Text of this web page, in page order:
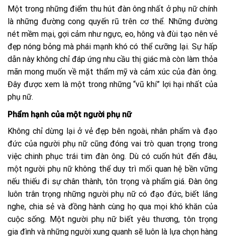
Một trong những điểm thu hút đàn ông nhất ở phụ nữ chính
là những đường cong quyến rũ trên cơ thể. Những đường
nét mềm mại, gợi cảm như ngực, eo, hông và đùi tạo nên vẻ
đẹp nóng bỏng mà phái mạnh khó có thể cưỡng lại. Sự hấp
dẫn này không chỉ đáp ứng nhu cầu thị giác mà còn làm thỏa
mãn mong muốn về mặt thẩm mỹ và cảm xúc của đàn ông.
Đây được xem là một trong những “vũ khí” lợi hại nhất của
phụ nữ.
Phẩm hạnh của một người phụ nữ
Không chỉ dừng lại ở vẻ đẹp bên ngoài, nhân phẩm và đạo
đức của người phụ nữ cũng đóng vai trò quan trọng trong
việc chinh phục trái tim đàn ông. Dù có cuốn hút đến đâu,
một người phụ nữ không thể duy trì mối quan hệ bền vững
nếu thiếu đi sự chân thành, tôn trọng và phẩm giá. Đàn ông
luôn trân trọng những người phụ nữ có đạo đức, biết lắng
nghe, chia sẻ và đồng hành cùng họ qua mọi khó khăn của
cuộc sống. Một người phụ nữ biết yêu thương, tôn trọng
gia đình và những người xung quanh sẽ luôn là lựa chọn hàng